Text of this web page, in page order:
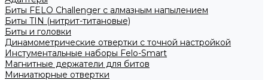
Биты FELO Challenger с алмазным напылением
Биты TIN (нитрит-титановые)
Биты и головки
Динамометрические отвертки с точной настройкой
Инстументальные наборы Felo-Smart
Магнитные держатели для битов
Миниатюрные отвертки